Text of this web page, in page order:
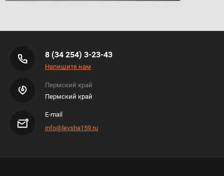
8 (34 254) 3-23-43
Напишите нам
Пермский край
Пермский край
E-mail
info@levsha159.ru